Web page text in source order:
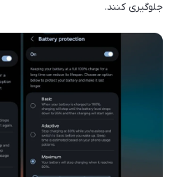
جلوگیری کنند.